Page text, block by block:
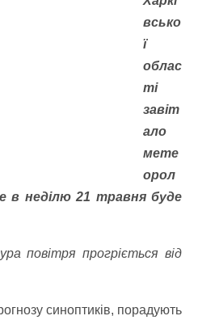
всько
ї
облас
ті
завіт
ало
мете
орол
в неділю 21 травня буде
повітря прогріється від
синоптиків, порадують